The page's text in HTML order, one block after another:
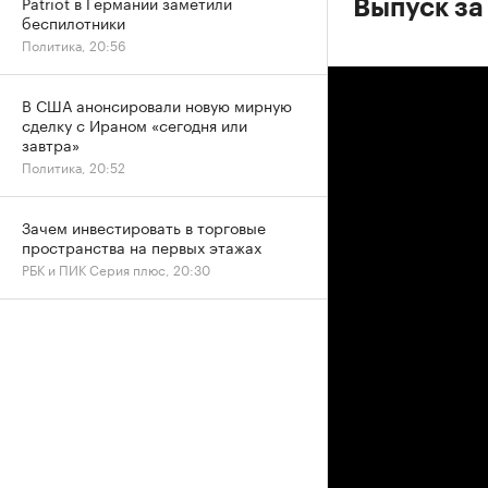
Выпуск
беспилотники
Политика, 20:56
В США анонсировали новую мирную
сделку с Ираном «сегодня или
завтра»
Политика, 20:52
Зачем инвестировать в торговые
пространства на первых этажах
РБК и ПИК Серия плюс, 20:30